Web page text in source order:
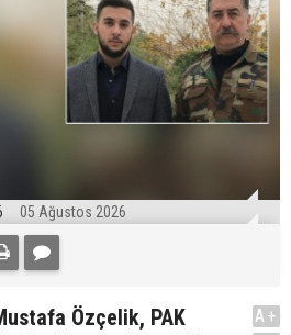
05 Ağustos 2026
Özçelik, PAK
A+